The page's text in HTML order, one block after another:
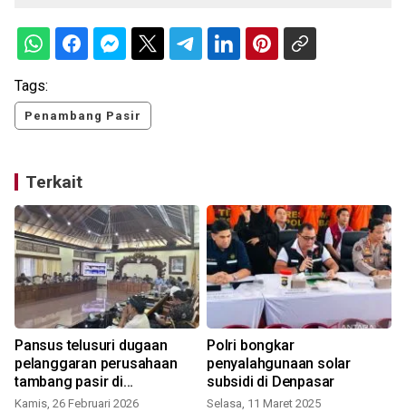
Tags:
Penambang Pasir
Terkait
Pansus telusuri dugaan
pelanggaran perusahaan
tambang pasir di
Karangasem
Kamis, 26 Februari 2026
Polri bongkar
penyalahgunaan solar
subsidi di Denpasar
Selasa, 11 Maret 2025